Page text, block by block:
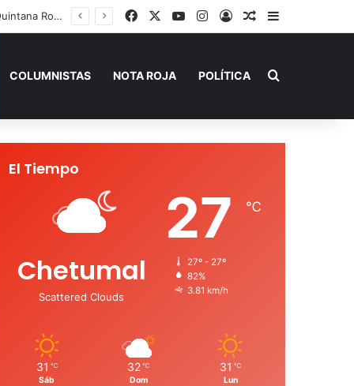
Verano” FacebookYouTubeInstagram
AccesoPublicación al
Barra lateral
COLUMNISTAS NOTA ROJA POLÍTICA Buscar por
El Tiempo
Chetumal
Scattered Clouds
27 ℃
27º - 27º
82%
3.81 km/h
31 ℃
Sáb
32 ℃
Dom
31 ℃
Lun